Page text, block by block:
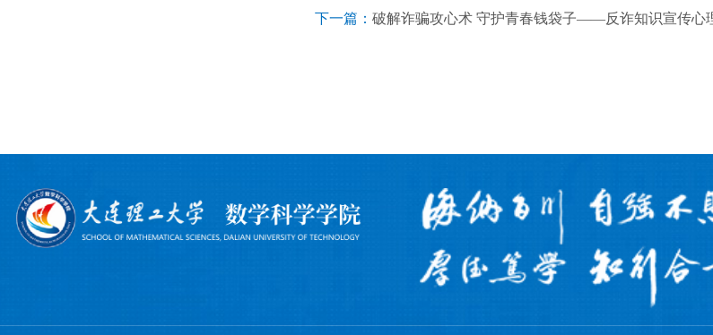
下一篇： 破解诈骗攻心术 守护青春钱袋子——反诈知识宣传心